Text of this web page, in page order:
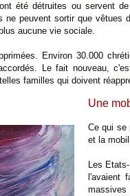
été détruites ou servent
ne peuvent sortir que
aucune vie sociale.
Environ 30.000
Le fait nouveau,
familles qui doivent
Une
Ce qui se
et la
Les
l'avaient